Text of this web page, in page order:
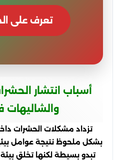
تعرف على
أسباب انتشار
والشاليهات
تزداد مشكلات الحشرات
بشكل ملحوظ نتيجة عوامل
تبدو بسيطة لكنها تخلق بيئة